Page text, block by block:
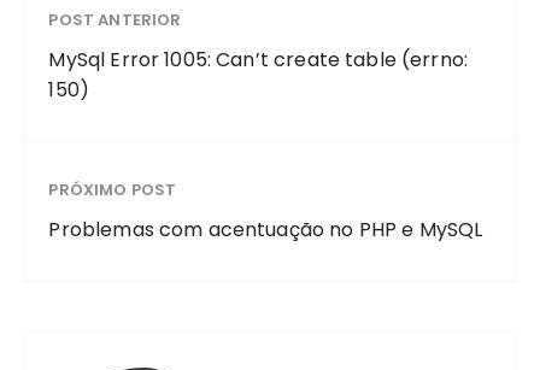
POST ANTERIOR
MySql Error 1005: Can’t create table (errno:
150)
PRÓXIMO POST
Problemas com acentuação no PHP e MySQL